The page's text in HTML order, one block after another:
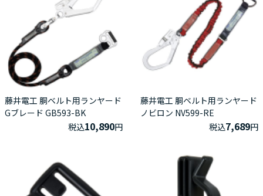
藤井電工 胴ベルト用ランヤード
Gブレード GB593-BK
税込10,890円
藤井電工 胴ベルト用ランヤード
ノビロン NV599-RE
税込7,689円